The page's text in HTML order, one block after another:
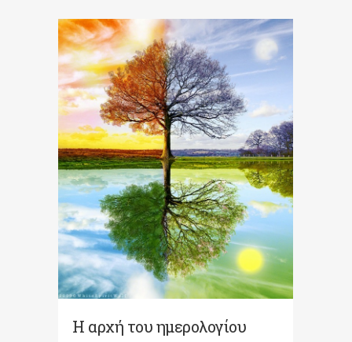
Η αρχή του ημερολογίου